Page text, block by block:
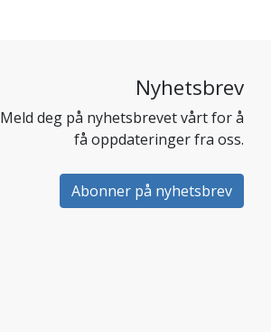
Nyhetsbrev
Meld deg på nyhetsbrevet vårt for å
få oppdateringer fra oss.
Abonner på nyhetsbrev